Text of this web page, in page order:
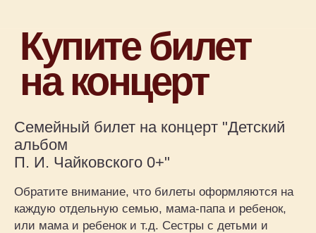
Семейный билет на концерт "Детский
альбом
П. И. Чайковского 0+"
Обратите внимание, что билеты оформляются на
каждую отдельную семью, мама-папа и ребенок,
или мама и ребенок и т.д. Сестры с детьми и
Камерные концерты классической
музыки для детей 0+ в Москве